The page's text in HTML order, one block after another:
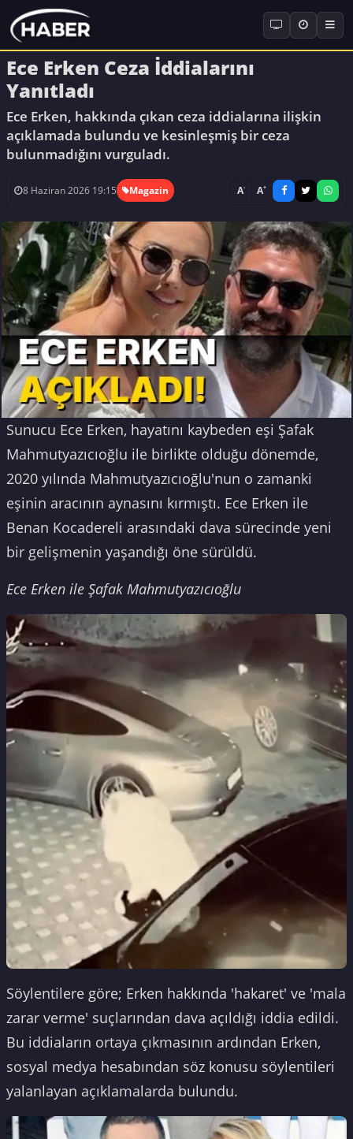
Ece Erken Ceza İddialarını
Yanıtladı
Ece Erken, hakkında çıkan ceza iddialarına ilişkin
açıklamada bulundu ve kesinleşmiş bir ceza
bulunmadığını vurguladı.
8 Haziran 2026 19:15 Magazin A- A+
Sunucu Ece Erken, hayatını kaybeden eşi Şafak
Mahmutyazıcıoğlu ile birlikte olduğu dönemde,
2020 yılında Mahmutyazıcıoğlu'nun o zamanki
eşinin aracının aynasını kırmıştı. Ece Erken ile
Benan Kocadereli arasındaki dava sürecinde yeni
bir gelişmenin yaşandığı öne sürüldü.
Ece Erken ile Şafak Mahmutyazıcıoğlu
Söylentilere göre; Erken hakkında 'hakaret' ve 'mala
zarar verme' suçlarından dava açıldığı iddia edildi.
Bu iddiaların ortaya çıkmasının ardından Erken,
sosyal medya hesabından söz konusu söylentileri
yalanlayan açıklamalarda bulundu.